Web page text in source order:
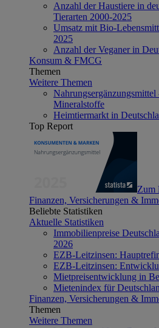
Anzahl der Haustiere in
Tierarten 2000-2025
Umsatz mit Bio-
2025
Anzahl der Veganer in
Konsum & FMCG
Themen
Weitere Themen
Mineralstoffe
Heimtiermarkt in
Top Report
Zum
Finanzen, Versicherungen &
Beliebte Statistiken
Aktuelle Statistiken
Immobilienpreise
2026
EZB-Leitzinsen:
EZB-Leitzinsen:
Mietpreisentwicklung in
Mietenindex für
Finanzen, Versicherungen &
Themen
Weitere Themen